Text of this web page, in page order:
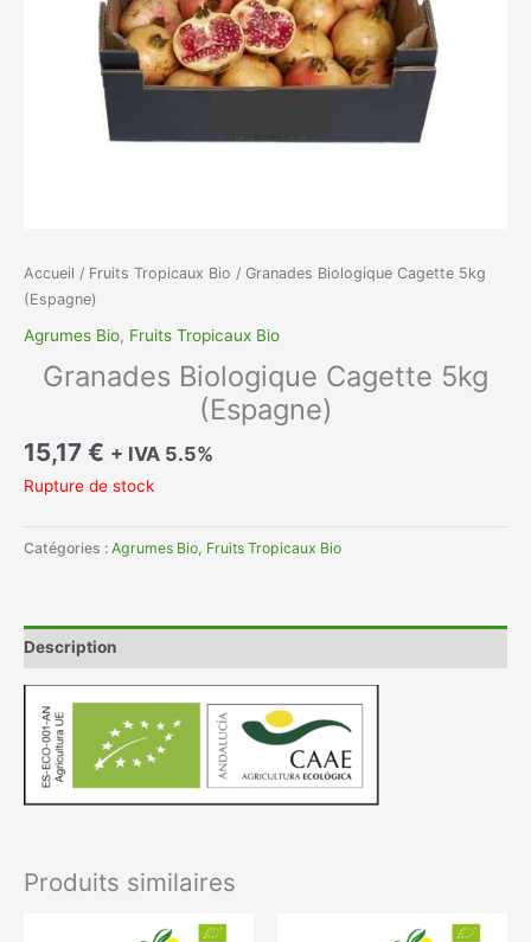
Accueil / Fruits Tropicaux Bio / Granades Biologique Cagette 5kg
(Espagne)
Agrumes Bio, Fruits Tropicaux Bio
Granades Biologique Cagette 5kg
(Espagne)
15,17 € + IVA 5.5%
Rupture de stock
Catégories : Agrumes Bio Fruits Tropicaux Bio
Description
Produits similaires